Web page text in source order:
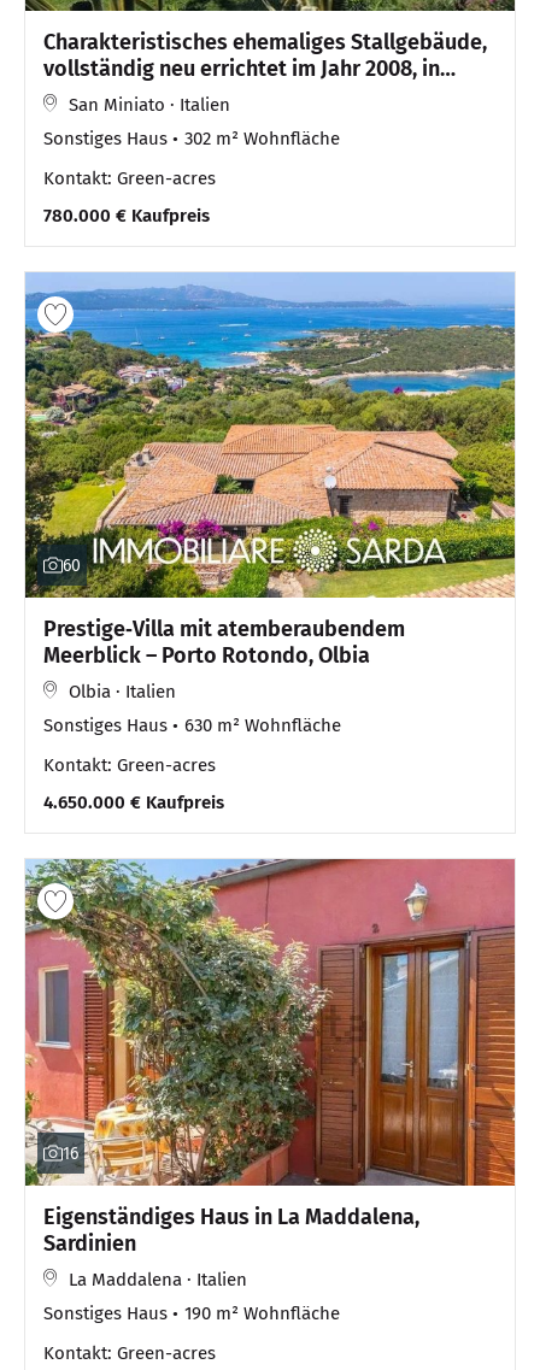
Charakteristisches ehemaliges Stallgebäude,
vollständig neu errichtet im Jahr 2008, in
schöner hügeliger Lage ca. 115 m ü. d. M.,
Dorfzentrum
San Miniato · Italien
Sonstiges Haus
302 m² Wohnfläche
Kontakt: Green-acres
780.000 € Kaufpreis
60
Prestige‑Villa mit atemberaubendem
Meerblick – Porto Rotondo, Olbia
Olbia · Italien
Sonstiges Haus
630 m² Wohnfläche
Kontakt: Green-acres
4.650.000 € Kaufpreis
16
Eigenständiges Haus in La Maddalena,
Sardinien
La Maddalena · Italien
Sonstiges Haus
190 m² Wohnfläche
Kontakt: Green-acres